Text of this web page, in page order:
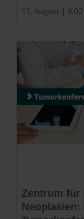
11. August | 8:00
Zentrum für